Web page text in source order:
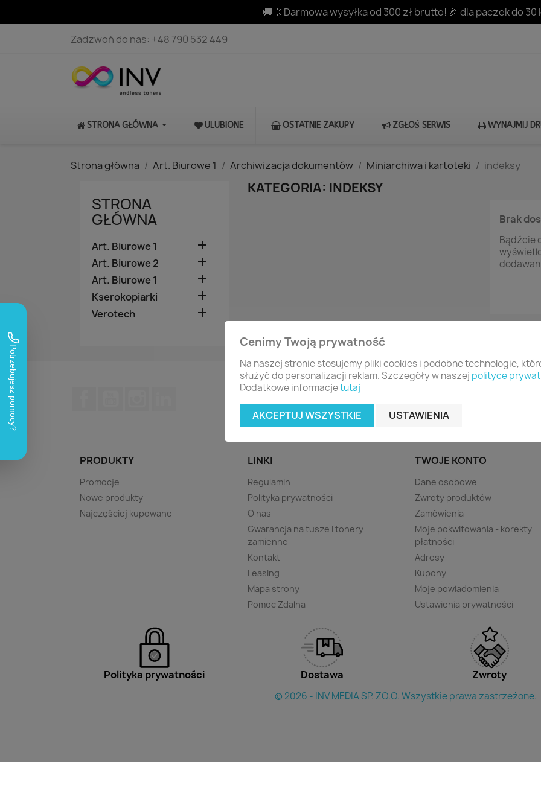
🚚💨 Darmowa wysyłka od 300 zł brutto! 🎉 dla paczek do 30
Zadzwoń do nas: +48 790 532 449
STRONA GŁÓWNA ULUBIONE OSTATNIE ZAKUPY ZGŁOŚ SERWIS WYNAJMIJ
Strona główna Art. Biurowe 1 Archiwizacja dokumentów Miniarchiwa i kartoteki indeksy
STRONA
GŁÓWNA
Art. Biurowe 1 
Art. Biurowe 2 
Art. Biurowe 1 
Kserokopiarki 
Verotech 
KATEGORIA: INDEKSY
Brak
Bądźcie
PRODUKTY
Promocje
Nowe produkty
Najczęściej kupowane
LINKI
Regulamin
Polityka prywatności
O nas
Gwarancja na tusze i tonery
zamienne
Kontakt
Leasing
Mapa strony
Pomoc Zdalna
TWOJE KONTO
Dane osobowe
Zwroty produktów
Zamówienia
Moje pokwitowania - korekty
płatności
Adresy
Kupony
Moje powiadomienia
Ustawienia prywatności
Cenimy Twoją prywatność
Na naszej stronie stosujemy pliki cookies i podobne technologie,
służyć do personalizacji reklam. Szczegóły w naszej polityce
Dodatkowe informacjetutaj
AKCEPTUJ WSZYSTKIE USTAWIENIA
Polityka prywatności Dostawa Zwroty
© 2026 - INV MEDIA SP. ZO.O. Wszystkie prawa zastrzeżone.